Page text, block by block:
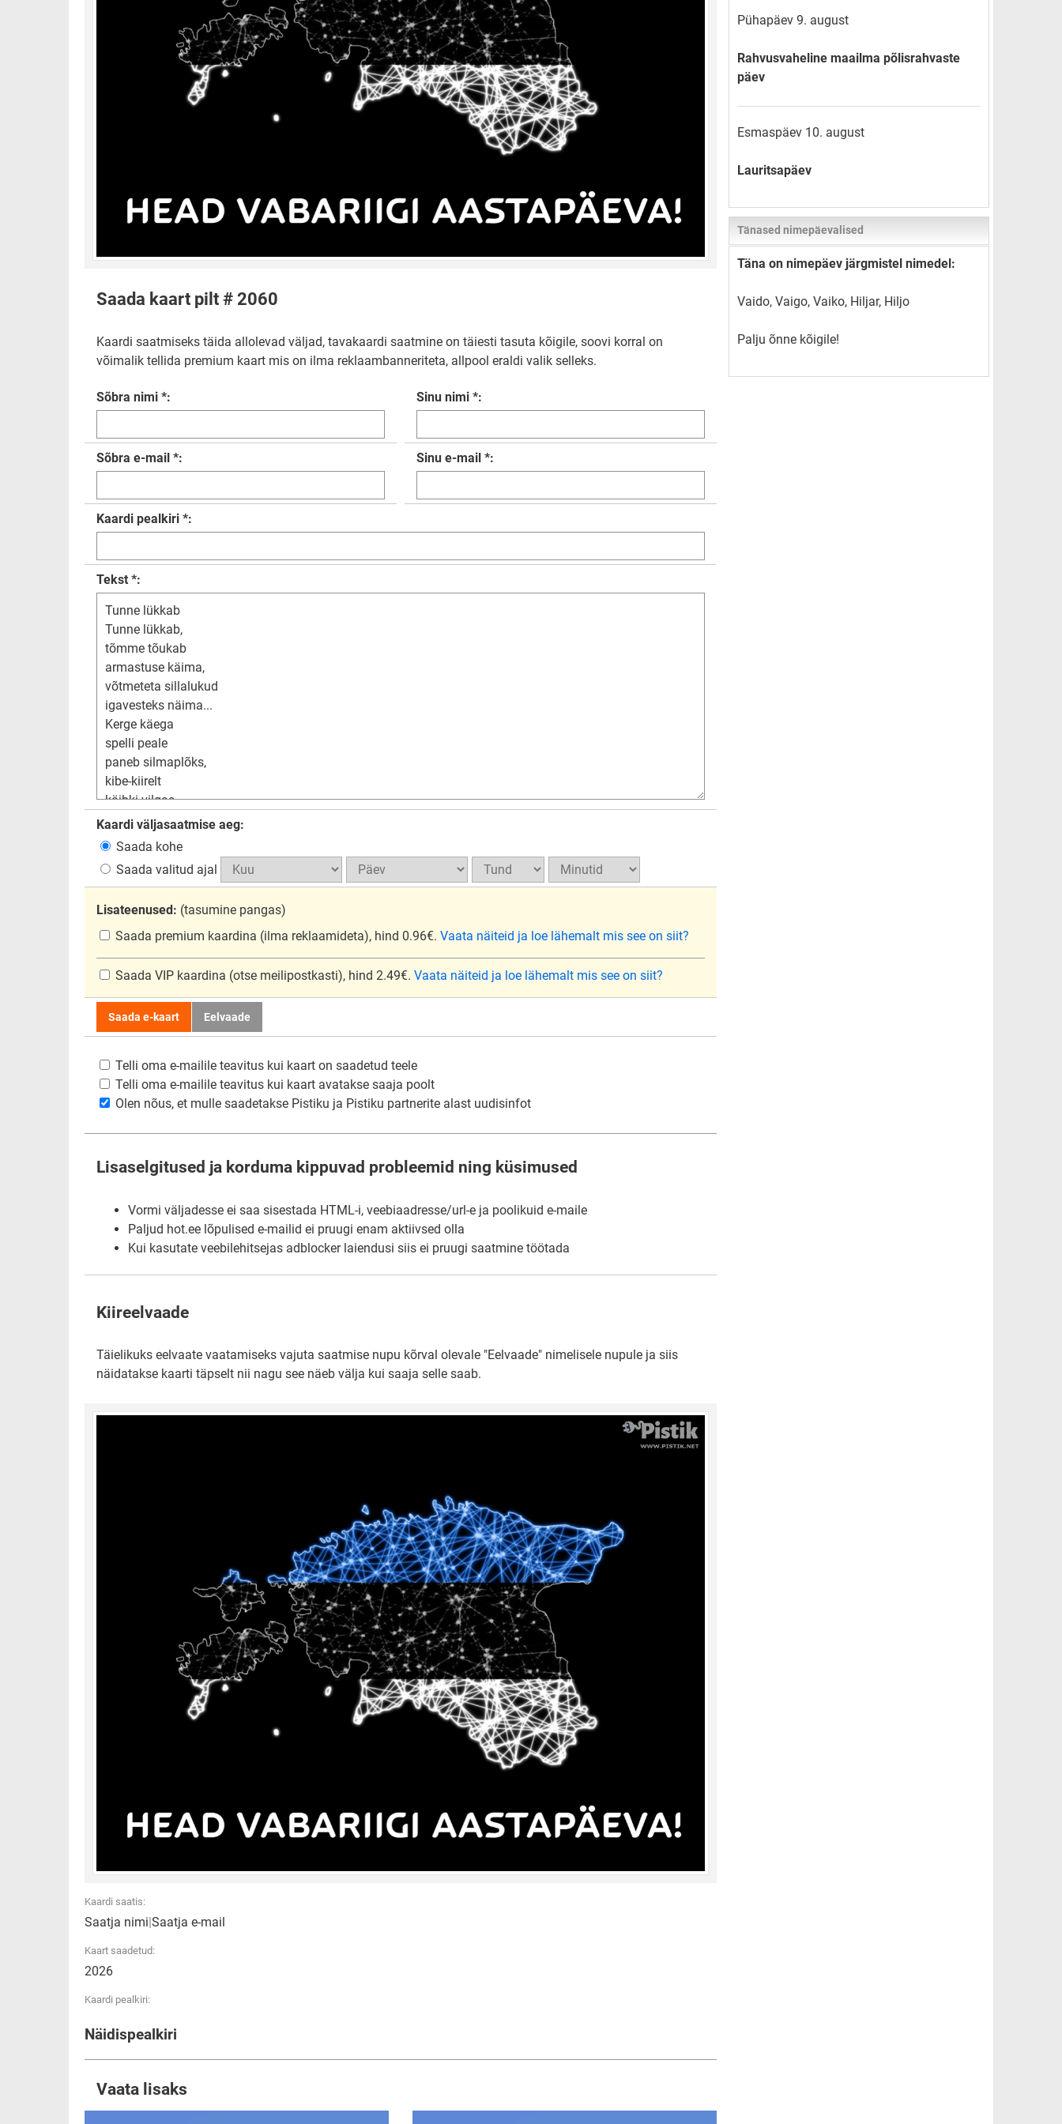
Saada kaart pilt # 2060
Kaardi saatmiseks täida allolevad väljad, tavakaardi saatmine on täiesti tasuta kõigile, soovi korral on
võimalik tellida premium kaart mis on ilma reklaambanneriteta, allpool eraldi valik selleks.
Sõbra nimi *:
Sõbra e-mail *:
Sinu nimi *:
Sinu e-mail *:
Kaardi pealkiri *:
Tekst *:
Kaardi väljasaatmise aeg:
Saada kohe
Saada valitud ajal
Lisateenused: (tasumine pangas)
Saada premium kaardina (ilma reklaamideta), hind 0.96€. Vaata näiteid ja loe lähemalt mis see on siit?
Saada VIP kaardina (otse meilipostkasti), hind 2.49€. Vaata näiteid ja loe lähemalt mis see on siit?
Saada e-kaart Eelvaade
Telli oma e-mailile teavitus kui kaart on saadetud teele
Telli oma e-mailile teavitus kui kaart avatakse saaja poolt
Olen nõus, et mulle saadetakse Pistiku ja Pistiku partnerite alast uudisinfot
Lisaselgitused ja korduma kippuvad probleemid ning küsimused
Vormi väljadesse ei saa sisestada HTML-i, veebiaadresse/url-e ja poolikuid e-maile
Paljud hot.ee lõpulised e-mailid ei pruugi enam aktiivsed olla
Kui kasutate veebilehitsejas adblocker laiendusi siis ei pruugi saatmine töötada
Kiireelvaade
Täielikuks eelvaate vaatamiseks vajuta saatmise nupu kõrval olevale "Eelvaade" nimelisele nupule ja siis
näidatakse kaarti täpselt nii nagu see näeb välja kui saaja selle saab.
Kaardi saatis:
Saatja nimi|Saatja e-mail
Kaart saadetud:
2026
Kaardi pealkiri:
Näidispealkiri
Vaata lisaks
Pühapäev 9. august
Rahvusvaheline maailma põlisrahvaste
päev
Esmaspäev 10. august
Lauritsapäev
Tänased nimepäevalised
Täna on nimepäev järgmistel nimedel:
Vaido, Vaigo, Vaiko, Hiljar, Hiljo
Palju õnne kõigile!